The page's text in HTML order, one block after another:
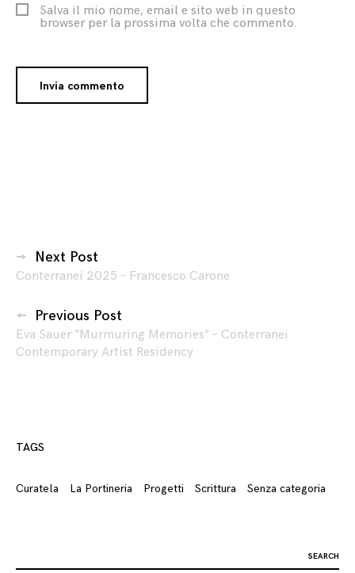
Salva il mio nome, email e sito web in questo
browser per la prossima volta che commento.
Navigazione
articoli
Next Post
Conterranei 2025 – Francesco Carone
Previous Post
Eva Sauer “Murmuring Memories” – Conterranei
Contemporary Artist Residency
TAGS
Curatela La Portineria Progetti Scrittura Senza categoria
for: